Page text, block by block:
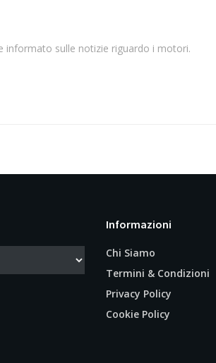
informato sulle notizie riguardo i motori.
Informazioni
Chi Siamo
Termini & Condizioni
Privacy Policy
Cookie Policy